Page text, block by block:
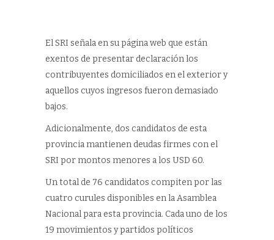
El SRI señala en su página web que están
exentos de presentar declaración los
contribuyentes domiciliados en el exterior y
aquellos cuyos ingresos fueron demasiado
bajos.
Adicionalmente, dos candidatos de esta
provincia mantienen deudas firmes con el
SRI por montos menores a los USD 60.
Un total de 76 candidatos compiten por las
cuatro curules disponibles en la Asamblea
Nacional para esta provincia. Cada uno de los
19 movimientos y partidos políticos